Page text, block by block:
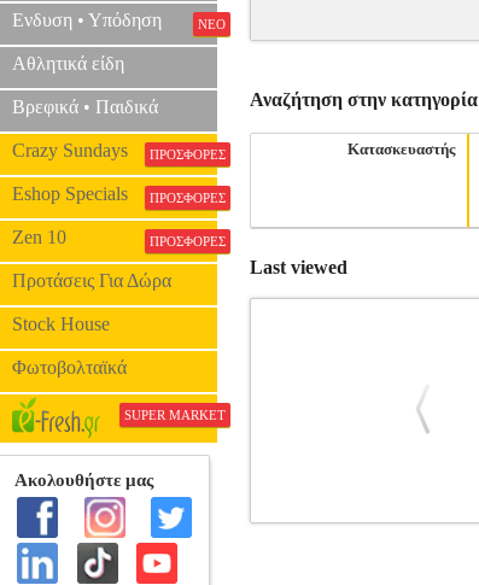
Ενδυση • Υπόδηση ΝΕΟ
Αθλητικά είδη
Βρεφικά • Παιδικά
Crazy Sundays ΠΡΟΣΦΟΡΕΣ
Eshop Specials ΠΡΟΣΦΟΡΕΣ
Zen 10 ΠΡΟΣΦΟΡΕΣ
Προτάσεις Για Δώρα
Stock House
Φωτοβολταϊκά
SUPER MARKET
Αναζήτηση στην
Κατασκευαστής
Last viewed